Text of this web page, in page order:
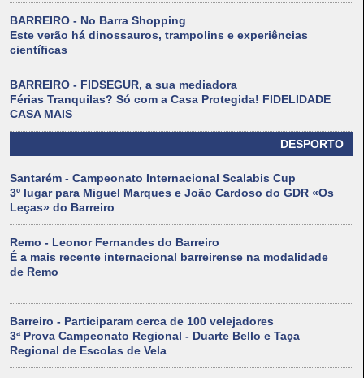
BARREIRO - No Barra Shopping
Este verão há dinossauros, trampolins e experiências
científicas
BARREIRO - FIDSEGUR, a sua mediadora
Férias Tranquilas? Só com a Casa Protegida! FIDELIDADE
CASA MAIS
DESPORTO
Santarém - Campeonato Internacional Scalabis Cup
3º lugar para Miguel Marques e João Cardoso do GDR «Os
Leças» do Barreiro
Remo - Leonor Fernandes do Barreiro
É a mais recente internacional barreirense na modalidade
de Remo
Barreiro - Participaram cerca de 100 velejadores
3ª Prova Campeonato Regional - Duarte Bello e Taça
Regional de Escolas de Vela